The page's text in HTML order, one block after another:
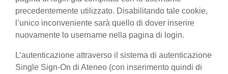
precedentemente utilizzato. Disabilitando tale cookie,
l’unico inconveniente sarà quello di dover inserire
nuovamente lo username nella pagina di login.
L’autenticazione attraverso il sistema di autenticazione
Single Sign-On di Ateneo (con inserimento quindi di